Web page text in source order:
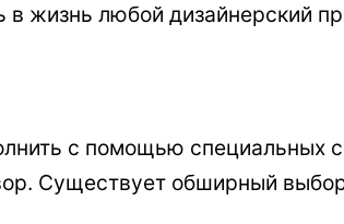
в жизнь любой дизайнерский
с помощью специальных
Существует обширный